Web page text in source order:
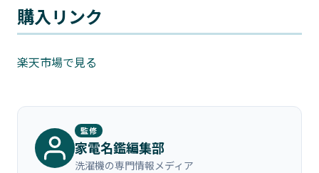
購入リンク
楽天市場で見る
監修
家電名鑑編集部
洗濯機の専門情報メディア